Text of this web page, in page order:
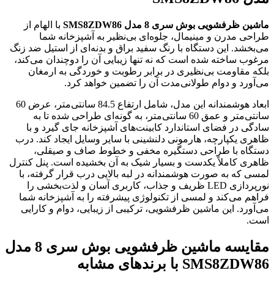
ماشین ظرفشویی بوش سری 8 مدل SMS8ZDW86 با الهام از
طراحی مدرن و مینیمال، جلوه‌ای بی‌نظیر به آشپزخانه شما
می‌بخشد. این دستگاه با رنگ سفید براق و بدنه‌ای از استیل ضد زنگ
مرغوب ساخته شده است که نه تنها زیبایی آن را دوچندان می‌کند،
بلکه مقاومت بی‌نظیری در برابر رطوبت و خوردگی به ارمغان
می‌آورد و دوام طولانی‌مدت آن را تضمین خواهد کرد.
ابعاد هوشمندانه این مدل، شامل ارتفاع 84.5 سانتی‌متر، عرض 60
سانتی‌متر و عمق 60 سانتی‌متر، به گونه‌ای طراحی شده تا به
سادگی در فضای استاندارد کابینت‌های آشپزخانه جای گیرد و با
ظاهری یکپارچه، هارمونی دلنشینی با سایر وسایل ایجاد کند. درب
دستگاه با طراحی دستگیره مخفی و خطوط صاف و صیقلی،
ظاهری کاملاً یکدست و بسیار شیک به آن بخشیده است. پنل کنترل
لمسی که به صورت هوشمندانه در لبه بالایی درب قرار گرفته، با
نورپردازی LED ظریف و جذاب، کاربری آسان و لذت‌بخشی را
فراهم می‌کند و لمسی از تکنولوژی پیشرفته را به آشپزخانه شما
می‌آورد. این ماشین ظرفشویی، ترکیبی از زیبایی، دوام و کارایی
است.
مقایسه ماشین ظرفشویی بوش سری 8 مدل
SMS8ZDW86 با برندهای مشابه